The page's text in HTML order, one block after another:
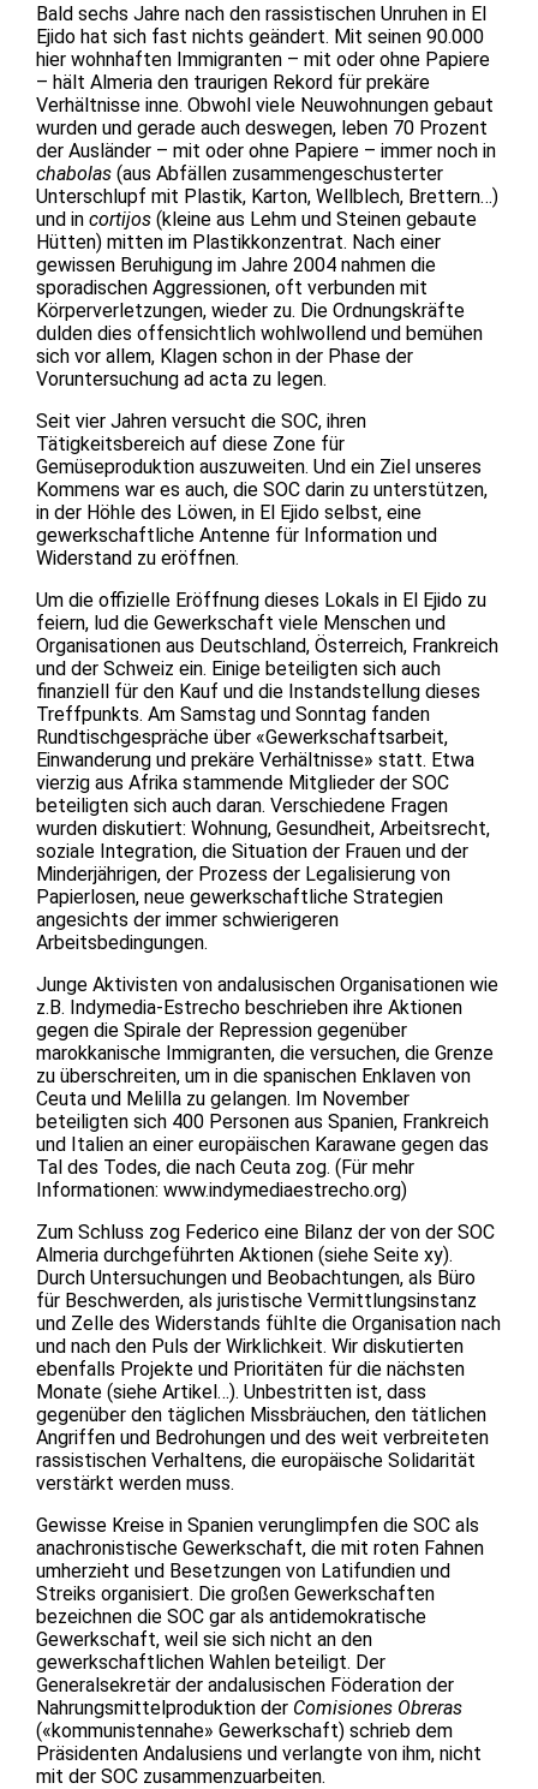
Bald sechs Jahre nach den rassistischen Unruhen in El
Ejido hat sich fast nichts geändert. Mit seinen 90.000
hier wohnhaften Immigranten – mit oder ohne Papiere
– hält Almeria den traurigen Rekord für prekäre
Verhältnisse inne. Obwohl viele Neuwohnungen gebaut
wurden und gerade auch deswegen, leben 70 Prozent
der Ausländer – mit oder ohne Papiere – immer noch in
chabolas (aus Abfällen zusammengeschusterter
Unterschlupf mit Plastik, Karton, Wellblech, Brettern…)
und in cortijos (kleine aus Lehm und Steinen gebaute
Hütten) mitten im Plastikkonzentrat. Nach einer
gewissen Beruhigung im Jahre 2004 nahmen die
sporadischen Aggressionen, oft verbunden mit
Körperverletzungen, wieder zu. Die Ordnungskräfte
dulden dies offensichtlich wohlwollend und bemühen
sich vor allem, Klagen schon in der Phase der
Voruntersuchung ad acta zu legen.
Seit vier Jahren versucht die SOC, ihren
Tätigkeitsbereich auf diese Zone für
Gemüseproduktion auszuweiten. Und ein Ziel unseres
Kommens war es auch, die SOC darin zu unterstützen,
in der Höhle des Löwen, in El Ejido selbst, eine
gewerkschaftliche Antenne für Information und
Widerstand zu eröffnen.
Um die offizielle Eröffnung dieses Lokals in El Ejido zu
feiern, lud die Gewerkschaft viele Menschen und
Organisationen aus Deutschland, Österreich, Frankreich
und der Schweiz ein. Einige beteiligten sich auch
finanziell für den Kauf und die Instandstellung dieses
Treffpunkts. Am Samstag und Sonntag fanden
Rundtischgespräche über «Gewerkschaftsarbeit,
Einwanderung und prekäre Verhältnisse» statt. Etwa
vierzig aus Afrika stammende Mitglieder der SOC
beteiligten sich auch daran. Verschiedene Fragen
wurden diskutiert: Wohnung, Gesundheit, Arbeitsrecht,
soziale Integration, die Situation der Frauen und der
Minderjährigen, der Prozess der Legalisierung von
Papierlosen, neue gewerkschaftliche Strategien
angesichts der immer schwierigeren
Arbeitsbedingungen.
Junge Aktivisten von andalusischen Organisationen wie
z.B. Indymedia-Estrecho beschrieben ihre Aktionen
gegen die Spirale der Repression gegenüber
marokkanische Immigranten, die versuchen, die Grenze
zu überschreiten, um in die spanischen Enklaven von
Ceuta und Melilla zu gelangen. Im November
beteiligten sich 400 Personen aus Spanien, Frankreich
und Italien an einer europäischen Karawane gegen das
Tal des Todes, die nach Ceuta zog. (Für mehr
Informationen: www.indymediaestrecho.org)
Zum Schluss zog Federico eine Bilanz der von der SOC
Almeria durchgeführten Aktionen (siehe Seite xy).
Durch Untersuchungen und Beobachtungen, als Büro
für Beschwerden, als juristische Vermittlungsinstanz
und Zelle des Widerstands fühlte die Organisation nach
und nach den Puls der Wirklichkeit. Wir diskutierten
ebenfalls Projekte und Prioritäten für die nächsten
Monate (siehe Artikel…). Unbestritten ist, dass
gegenüber den täglichen Missbräuchen, den tätlichen
Angriffen und Bedrohungen und des weit verbreiteten
rassistischen Verhaltens, die europäische Solidarität
verstärkt werden muss.
Gewisse Kreise in Spanien verunglimpfen die SOC als
anachronistische Gewerkschaft, die mit roten Fahnen
umherzieht und Besetzungen von Latifundien und
Streiks organisiert. Die großen Gewerkschaften
bezeichnen die SOC gar als antidemokratische
Gewerkschaft, weil sie sich nicht an den
gewerkschaftlichen Wahlen beteiligt. Der
Generalsekretär der andalusischen Föderation der
Nahrungsmittelproduktion der Comisiones Obreras
(«kommunistennahe» Gewerkschaft) schrieb dem
Präsidenten Andalusiens und verlangte von ihm, nicht
mit der SOC zusammenzuarbeiten.